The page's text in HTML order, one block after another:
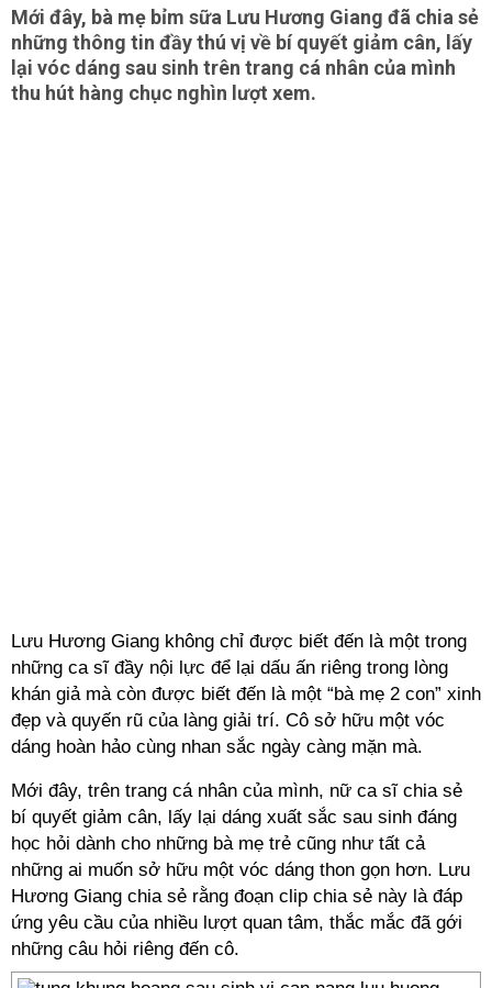
Mới đây, bà mẹ bỉm sữa Lưu Hương Giang đã chia sẻ
những thông tin đầy thú vị về bí quyết giảm cân, lấy
lại vóc dáng sau sinh trên trang cá nhân của mình
thu hút hàng chục nghìn lượt xem.
Lưu Hương Giang không chỉ được biết đến là một trong
những ca sĩ đầy nội lực để lại dấu ấn riêng trong lòng
khán giả mà còn được biết đến là một “bà mẹ 2 con” xinh
đẹp và quyến rũ của làng giải trí. Cô sở hữu một vóc
dáng hoàn hảo cùng nhan sắc ngày càng mặn mà.
Mới đây, trên trang cá nhân của mình, nữ ca sĩ chia sẻ
bí quyết giảm cân, lấy lại dáng xuất sắc sau sinh đáng
học hỏi dành cho những bà mẹ trẻ cũng như tất cả
những ai muốn sở hữu một vóc dáng thon gọn hơn. Lưu
Hương Giang chia sẻ rằng đoạn clip chia sẻ này là đáp
ứng yêu cầu của nhiều lượt quan tâm, thắc mắc đã gới
những câu hỏi riêng đến cô.